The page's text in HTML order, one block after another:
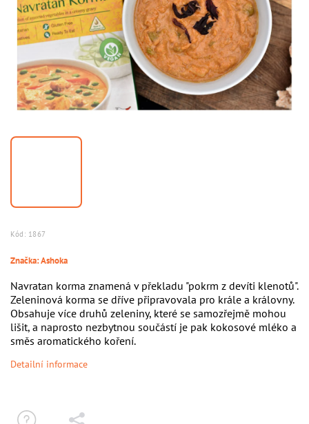
Kód: 1867
Značka:Ashoka
Navratan korma znamená v překladu "pokrm z devíti klenotů".
Zeleninová korma se dříve připravovala pro krále a královny.
Obsahuje více druhů zeleniny, které se samozřejmě mohou
lišit, a naprosto nezbytnou součástí je pak kokosové mléko a
směs aromatického koření.
Detailní informace